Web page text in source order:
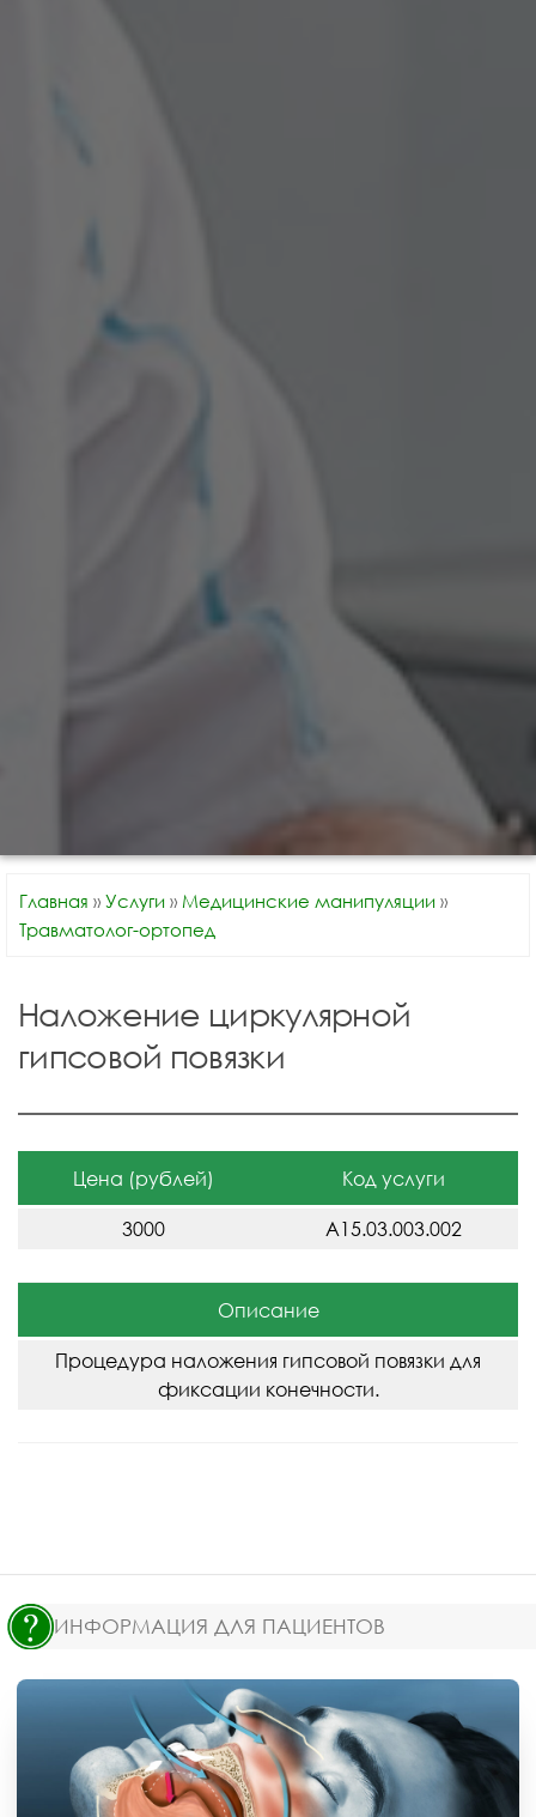
Главная » Услуги » Медицинские манипуляции »
Травматолог-ортопед
Наложение циркулярной
гипсовой повязки
Цена (рублей) Код услуги
3000 A15.03.003.002
Описание
Процедура наложения гипсовой повязки для
фиксации конечности.
ИНФОРМАЦИЯ ДЛЯ ПАЦИЕНТОВ